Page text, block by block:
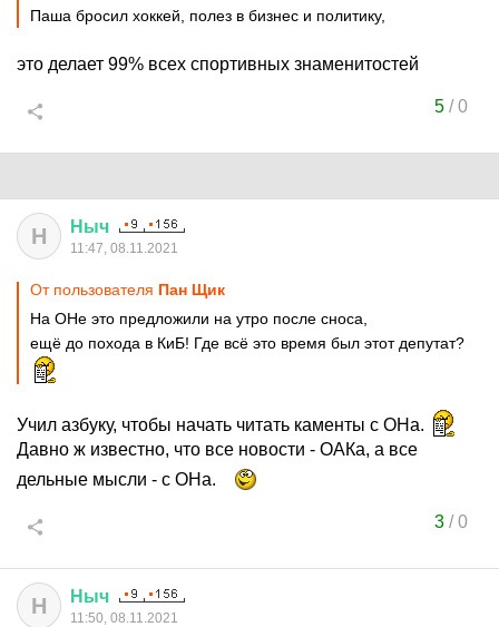
Паша бросил хоккей, полез в бизнес и политику,
это делает 99% всех спортивных знаменитостей
5/0
Н Ныч
11:47, 08.11.2021
От пользователя Пан Щик
На ОНе это предложили на утро после сноса,
ещё до похода в КиБ! Где всё это время был этот депутат?
Учил азбуку, чтобы начать читать каменты с ОНа.
Давно ж известно, что все новости - ОАКа, а все
дельные мысли - с ОНа.
3/0
Н Ныч
11:50, 08.11.2021